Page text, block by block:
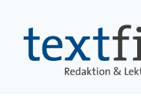
Inhalt
springen
TEXTFIT